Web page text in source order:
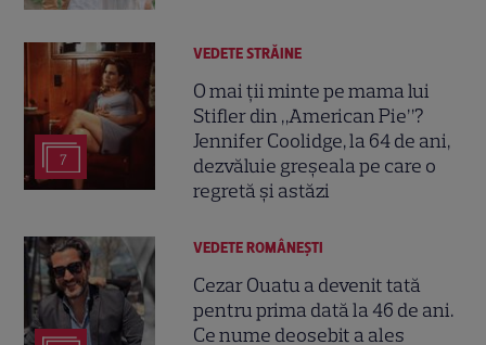
7
VEDETE STRĂINE
O mai ții minte pe mama lui
Stifler din „American Pie”?
Jennifer Coolidge, la 64 de ani,
dezvăluie greșeala pe care o
regretă și astăzi
VEDETE ROMÂNEŞTI
Cezar Ouatu a devenit tată
pentru prima dată la 46 de ani.
Ce nume deosebit a ales